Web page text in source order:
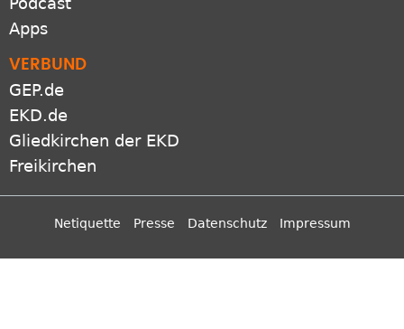
Apps
GEP.de
EKD.de
Gliedkirchen der EKD
Freikirchen